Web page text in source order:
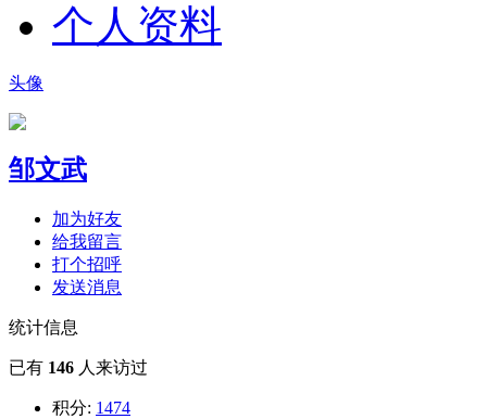
个人资料
头像
邹文武
加为好友
给我留言
打个招呼
发送消息
统计信息
已有 146 人来访过
积分: 1474